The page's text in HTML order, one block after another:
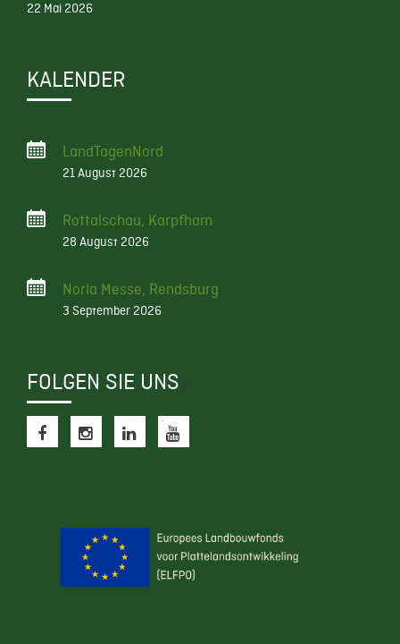
22 Mai 2026
KALENDER
LandTagenNord
21 August 2026
Rottalschau, Karpfham
28 August 2026
Norla Messe, Rendsburg
3 September 2026
FOLGEN SIE UNS f